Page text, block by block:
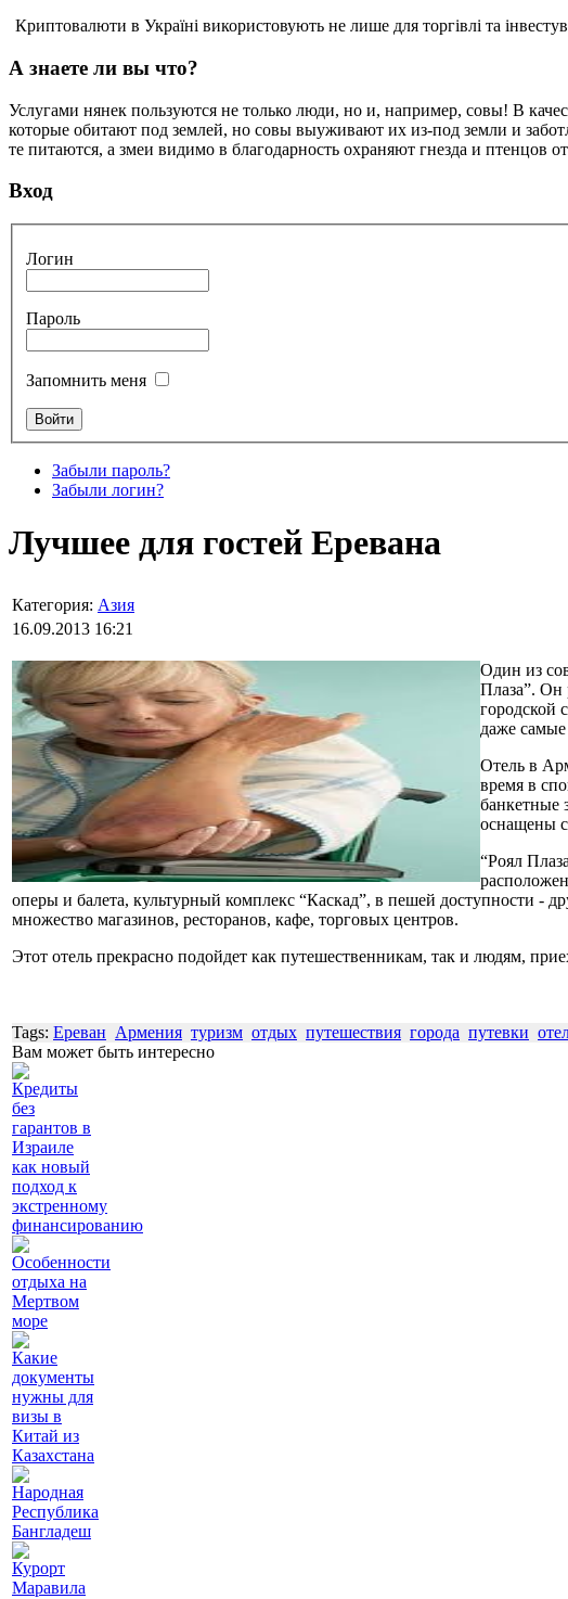
Криптовалюти в Україні використовують не лише для торгівлі та
А знаете ли вы что?
Услугами нянек пользуются не только люди, но и, например, совы! В
которые обитают под землей, но совы выуживают их из-под земли и
те питаются, а змеи видимо в благодарность охраняют гнезда и птенцов
Вход
Логин
Пароль
Запомнить меня
Забыли пароль?
Забыли логин?
Лучшее для гостей Еревана
Категория: Азия
16.09.2013 16:21
Один из
Плаза”. Он
городской
даже самые
Отель в
время в
банкетные
оснащены
“Роял
оперы и балета, культурный комплекс “Каскад”, в пешей доступности -
множество магазинов, ресторанов, кафе, торговых центров.
Этот отель прекрасно подойдет как путешественникам, так и людям,
Tags: Ереван Армения туризм отдых путешествия города путевки
Вам может быть интересно
Кредиты
без
гарантов в
Израиле
как новый
подход к
экстренному
финансированию
Особенности
отдыха на
Мертвом
море
Какие
документы
нужны для
визы в
Китай из
Казахстана
Народная
Республика
Бангладеш
Курорт
Маравила